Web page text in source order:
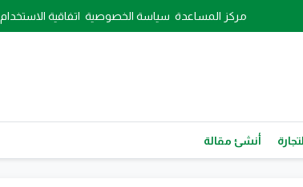
مركز المساعدة سياسة الخصوصية اتفاقية الاستخدام
أنشئ مقالة